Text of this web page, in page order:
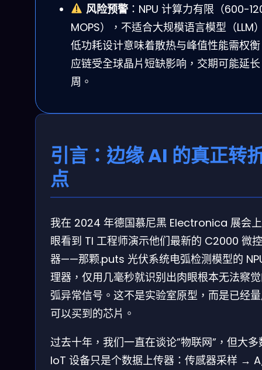
风险预警：NPU 计算力有限（600-
MOPS），不适合大规模语言模型（LLM
低功耗设计意味着散热与峰值性能需权
应链受全球晶片短缺影响，交期可能延
周。
引言：边缘 AI 的真正转
点
我在 2024 年德国慕尼黑 Electronica 展会
眼看到 TI 工程师演示他们最新的 C2000 微
器——那颗.puts 光伏系统电弧检测模型的
理器，仅用几毫秒就识别出肉眼根本无法察
弧异常信号。这不是实验室原型，而是已经
可以买到的芯片。
过去十年，我们一直在谈论”物联网”，但大多
IoT 设备只是个数据上传器：传感器采样 →